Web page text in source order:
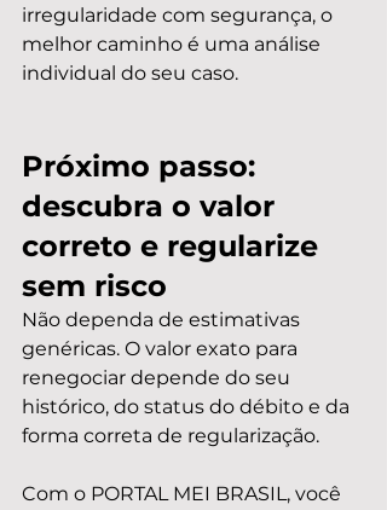
irregularidade com segurança, o
melhor caminho é uma análise
individual do seu caso.
Próximo passo:
descubra o valor
correto e regularize
sem risco
Não dependa de estimativas
genéricas. O valor exato para
renegociar depende do seu
histórico, do status do débito e da
forma correta de regularização.
Com o PORTAL MEI BRASIL, você